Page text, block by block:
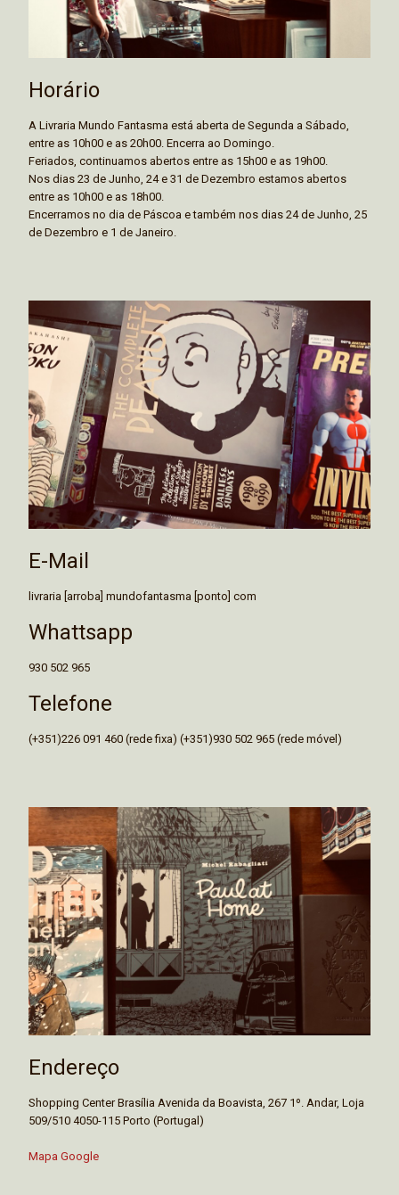
Horário
A Livraria Mundo Fantasma está aberta de Segunda a Sábado,
entre as 10h00 e as 20h00. Encerra ao Domingo.
Feriados, continuamos abertos entre as 15h00 e as 19h00.
Nos dias 23 de Junho, 24 e 31 de Dezembro estamos abertos
entre as 10h00 e as 18h00.
Encerramos no dia de Páscoa e também nos dias 24 de Junho, 25
de Dezembro e 1 de Janeiro.
E-Mail
livraria [arroba] mundofantasma [ponto] com
Whattsapp
930 502 965
Telefone
(+351)226 091 460 (rede fixa) (+351)930 502 965 (rede móvel)
Endereço
Shopping Center Brasília Avenida da Boavista, 267 1º. Andar, Loja
509/510 4050-115 Porto (Portugal)
Mapa Google